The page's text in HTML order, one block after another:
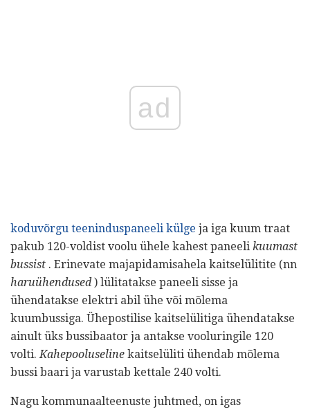
ad
koduvõrgu teeninduspaneeli külge ja iga kuum traat
pakub 120-voldist voolu ühele kahest paneeli kuumast
bussist . Erinevate majapidamisahela kaitselülitite (nn
haruühendused ) lülitatakse paneeli sisse ja
ühendatakse elektri abil ühe või mõlema
kuumbussiga. Ühepostilise kaitselülitiga ühendatakse
ainult üks bussibaator ja antakse vooluringile 120
volti.Kahepooluseline kaitselüliti ühendab mõlema
bussi baari ja varustab kettale 240 volti.
Nagu kommunaalteenuste juhtmed, on igas